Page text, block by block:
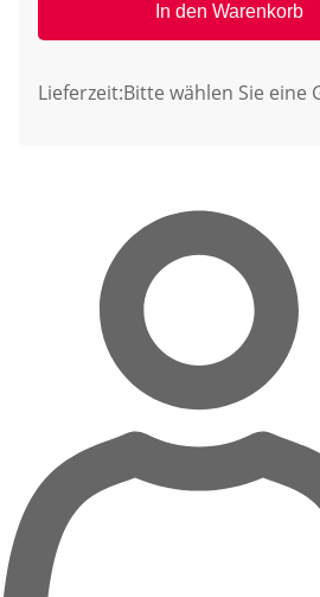
In den Warenkorb
Lieferzeit:Bitte wählen Sie eine